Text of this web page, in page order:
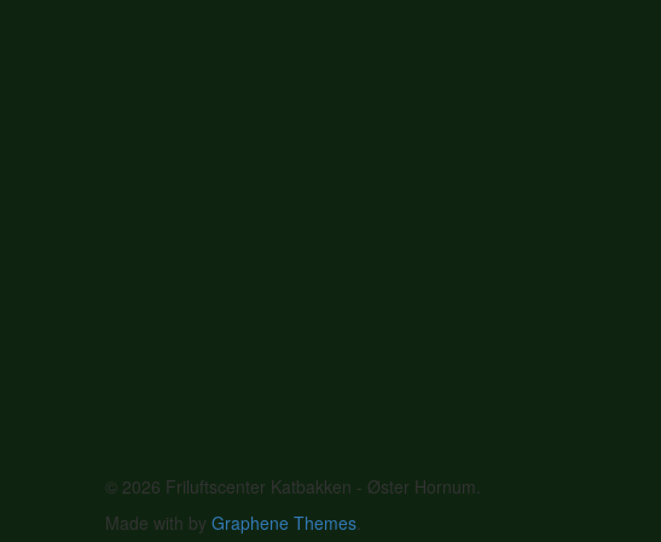
© 2026 Friluftscenter Katbakken - Øster Hornum.
Made with by Graphene Themes.